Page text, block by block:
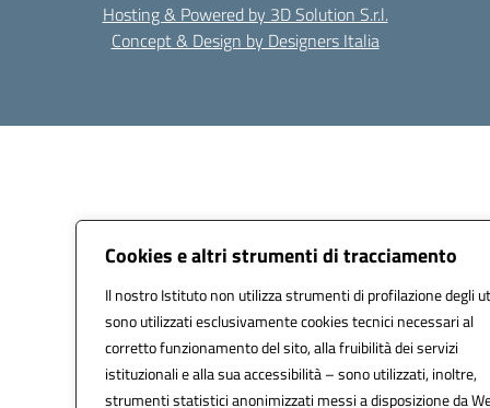
Cookies e altri strumenti di tracciamento
Il nostro Istituto non utilizza strumenti di profilazione degli
sono utilizzati esclusivamente cookies tecnici necessari al
corretto funzionamento del sito, alla fruibilità dei servizi
istituzionali e alla sua accessibilità – sono utilizzati, inoltre,
strumenti statistici anonimizzati messi a disposizione da
Hosting & Powered by 3D Solution S.r.l.
Concept & Design by Designers Italia